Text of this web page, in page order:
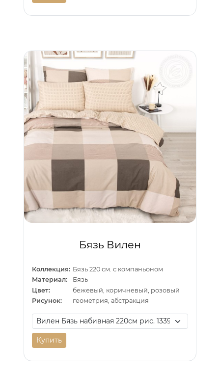
Бязь Вилен
Коллекция: Бязь 220 см. с компаньоном
Материал:
Бязь
Цвет:
бежевый, коричневый, розовый
Рисунок:
геометрия, абстракция
Купить